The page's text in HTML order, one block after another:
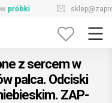
726-644-296
z sercem w
palca. Odciski
ZAP-